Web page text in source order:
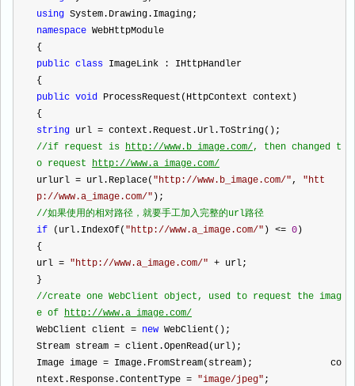
using System.Drawing.Imaging;
namespace WebHttpModule
{
public class ImageLink : IHttpHandler
{
public void
{
string url =
//if request is http://www.b_image.com/, then changed t
o request http://www.a_image.com/
urlurl = url.Replace( "http://www.b_image.com/", "htt
p://www.a_image.com/" );
//如果使用的相对路径，就要手工加入完整的url路径
if (url.IndexOf( "http://www.a_image.com/" ) <= 0
{
url = "http://www.a_image.com/" + url;
}
//create one WebClient object, used to request the imag
e of http://www.a_image.com/
WebClient client = new WebClient();
Stream stream = client.OpenRead(url);
Image image = Image.FromStream(stream);              co
ntext.Response.ContentType = "image/jpeg"